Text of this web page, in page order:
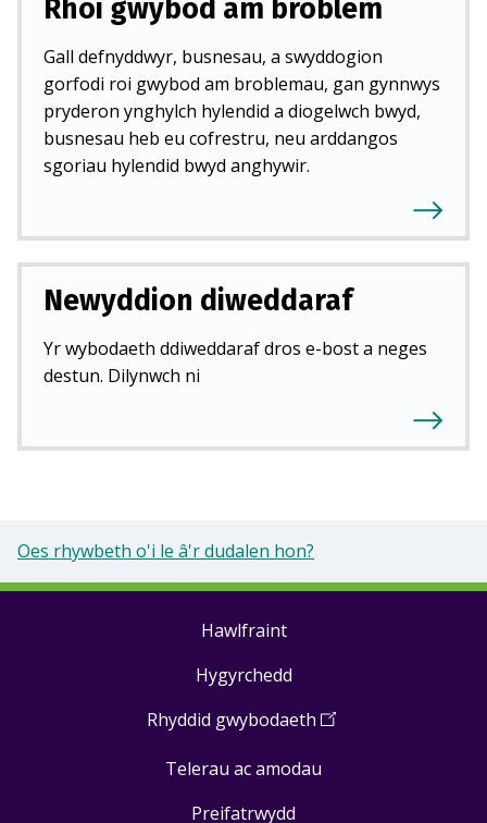
Rhoi gwybod am broblem
Gall defnyddwyr, busnesau, a swyddogion
gorfodi roi gwybod am broblemau, gan gynnwys
pryderon ynghylch hylendid a diogelwch bwyd,
busnesau heb eu cofrestru, neu arddangos
sgoriau hylendid bwyd anghywir.
Newyddion diweddaraf
Yr wybodaeth ddiweddaraf dros e-bost a neges
destun. Dilynwch ni
Oes rhywbeth o'i le â'r dudalen hon?
Hawlfraint
Hygyrchedd
Rhyddid gwybodaeth (Open
a
Telerau ac amodau
Preifatrwydd